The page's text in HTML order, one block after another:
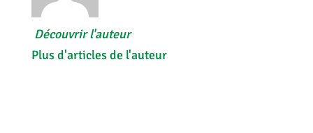
Découvrir l'auteur
Plus d'articles de l'auteur